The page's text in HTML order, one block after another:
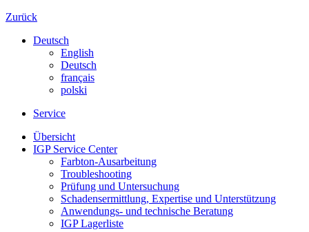
Zurück
Deutsch
English
Deutsch
français
polski
Service
Übersicht
IGP Service Center
Farbton-Ausarbeitung
Troubleshooting
Prüfung und Untersuchung
Schadensermittlung, Expertise und Unterstützung
Anwendungs- und technische Beratung
IGP Lagerliste